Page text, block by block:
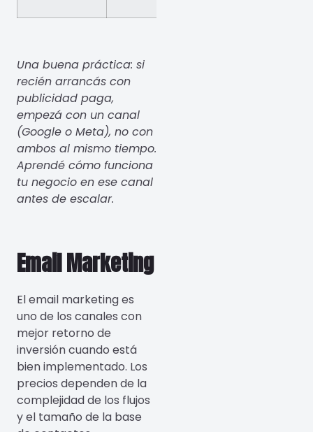
Una buena práctica: si
recién arrancás con
publicidad paga,
empezá con un canal
(Google o Meta), no con
ambos al mismo tiempo.
Aprendé cómo funciona
tu negocio en ese canal
antes de escalar.
Email Marketing
El email marketing es
uno de los canales con
mejor retorno de
inversión cuando está
bien implementado. Los
precios dependen de la
complejidad de los flujos
y el tamaño de la base